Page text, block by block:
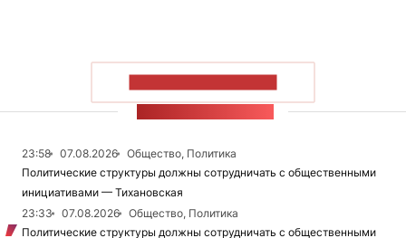
23:58 07.08.2026
Общество, Политика
Политические структуры должны сотрудничать с общественными
инициативами — Тихановская
23:33
07.08.2026
Общество, Политика
Политические структуры должны сотрудничать с общественными